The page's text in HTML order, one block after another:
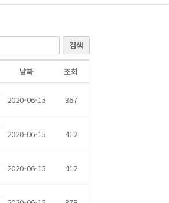
검색
날짜 조회
2020-06-15 367
2020-06-15 412
2020-06-15 412